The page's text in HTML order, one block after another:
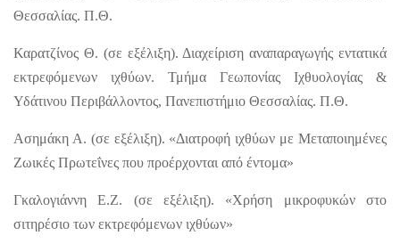
Θεσσαλίας. Π.Θ.
Καρατζίνος Θ. (σε εξέλιξη). Διαχείριση αναπαραγωγής εντατικά
εκτρεφόμενων ιχθύων. Τμήμα Γεωπονίας Ιχθυολογίας &
Υδάτινου Περιβάλλοντος, Πανεπιστήμιο Θεσσαλίας. Π.Θ.
Ασημάκη Α. (σε εξέλιξη). «Διατροφή ιχθύων με Μεταποιημένες
Ζωικές Πρωτεΐνες που προέρχονται από έντομα»
Γκαλογιάννη Ε.Ζ. (σε εξέλιξη). «Χρήση μικροφυκών στο
σιτηρέσιο των εκτρεφόμενων ιχθύων»